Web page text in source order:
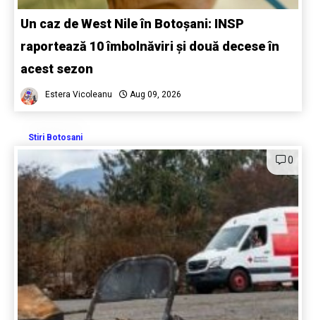
Un caz de West Nile în Botoșani: INSP
raportează 10 îmbolnăviri și două decese în
acest sezon
Estera Vicoleanu Aug 09, 2026
Stiri Botosani
0